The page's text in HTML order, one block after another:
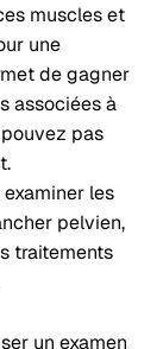
muscles et
une
de gagner
associées à
pas
les
pelvien,
traitements
un examen